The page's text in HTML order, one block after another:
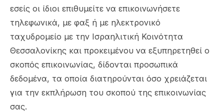
εσείς οι ίδιοι επιθυμείτε να επικοινωνήσετε
τηλεφωνικά, με φαξ ή με ηλεκτρονικό
ταχυδρομείο με την Ισραηλιτική Κοινότητα
Θεσσαλονίκης και προκειμένου να εξυπηρετηθεί ο
σκοπός επικοινωνίας, δίδονται προσωπικά
δεδομένα, τα οποία διατηρούνται όσο χρειάζεται
για την εκπλήρωση του σκοπού της επικοινωνίας
σας.